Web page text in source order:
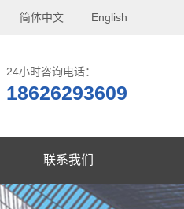
简体中文 English
24小时咨询电话：
18626293609
联系我们